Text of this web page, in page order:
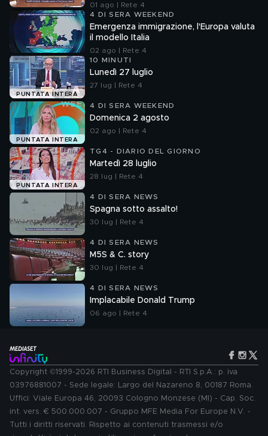
01 ago | Rete 4
4 DI SERA WEEKEND
Emergenza immigrazione, l'Europa valuta
il modello Italia
02 ago | Rete 4
PUNTATA INTERA
10 MINUTI
Lunedì 27 luglio
27 lug | Rete 4
PUNTATA INTERA
4 DI SERA WEEKEND
Domenica 2 agosto
02 ago | Rete 4
PUNTATA INTERA
TG4 - DIARIO DEL GIORNO
Martedì 28 luglio
28 lug | Rete 4
4 DI SERA NEWS
Spagna sotto assalto!
30 lug | Rete 4
4 DI SERA NEWS
M5S & C. story
30 lug | Rete 4
4 DI SERA NEWS
Implacabile Donald Trump
06 ago | Rete 4
Copyright ©1999-2026 RTI Business Digital - RTI S.p.A.: p. iva
03976881007 - Sede legale: Largo del Nazareno 8, 00187 Roma.
Uffici: Viale Europa 46, 20093 Cologno Monzese (MI) - Cap. Soc.
int. vers. € 500.000.007 - Gruppo MFE Media For Europe N.V. -
Tutti i diritti riservati. Rispetto ai contenuti trasmessi e/o